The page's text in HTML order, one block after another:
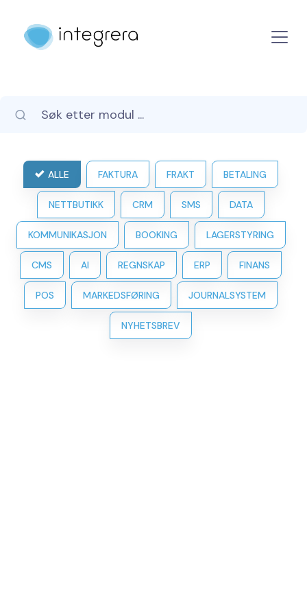
ALLE FAKTURA FRAKT BETALING
NETTBUTIKK CRM SMS DATA
KOMMUNIKASJON BOOKING LAGERSTYRING
CMS AI REGNSKAP ERP FINANS
POS MARKEDSFØRING JOURNALSYSTEM
NYHETSBREV